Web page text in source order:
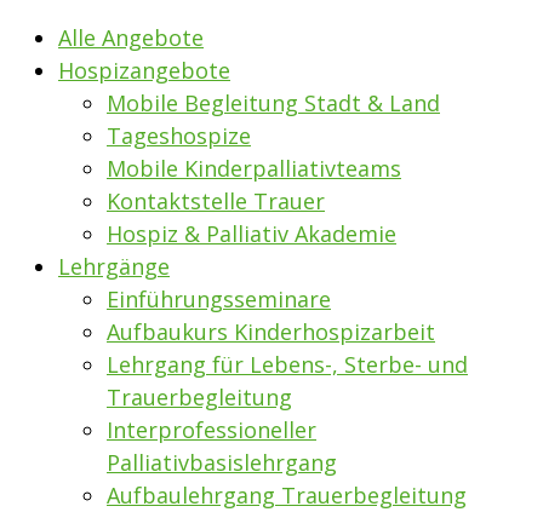
Alle Angebote
Hospizangebote
Mobile Begleitung Stadt & Land
Tageshospize
Mobile Kinderpalliativteams
Kontaktstelle Trauer
Hospiz & Palliativ Akademie
Lehrgänge
Einführungsseminare
Aufbaukurs Kinderhospizarbeit
Lehrgang für Lebens-, Sterbe- und
Trauerbegleitung
Interprofessioneller
Palliativbasislehrgang
Aufbaulehrgang Trauerbegleitung